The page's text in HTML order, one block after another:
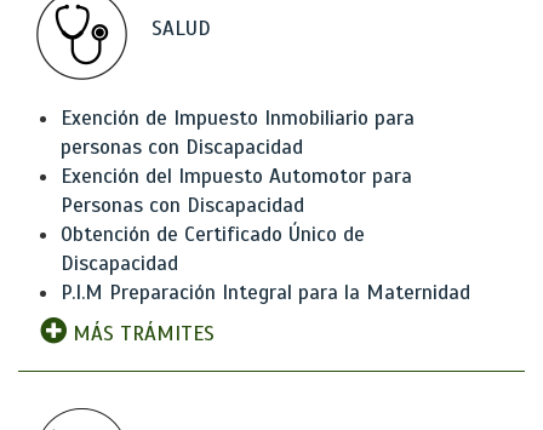
SALUD
Exención de Impuesto Inmobiliario para
personas con Discapacidad
Exención del Impuesto Automotor para
Personas con Discapacidad
Obtención de Certificado Único de
Discapacidad
P.I.M Preparación Integral para la Maternidad
MÁS TRÁMITES